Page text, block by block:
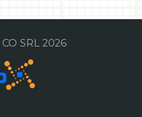
SRL 2026